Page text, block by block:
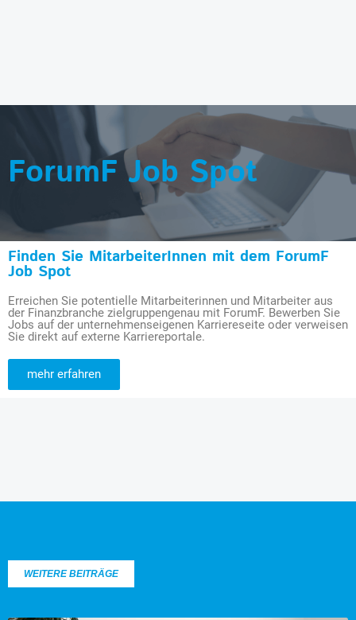
ForumF Job Spot
Finden Sie MitarbeiterInnen mit dem ForumF
Job Spot
Erreichen Sie potentielle Mitarbeiterinnen und Mitarbeiter aus
der Finanzbranche zielgruppengenau mit ForumF. Bewerben Sie
Jobs auf der unternehmenseigenen Karriereseite oder verweisen
Sie direkt auf externe Karriereportale.
mehr erfahren
WEITERE BEITRÄGE